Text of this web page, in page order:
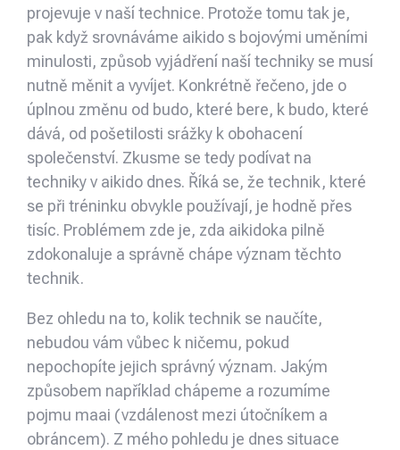
projevuje v naší technice. Protože tomu tak je,
pak když srovnáváme aikido s bojovými uměními
minulosti, způsob vyjádření naší techniky se musí
nutně měnit a vyvíjet. Konkrétně řečeno, jde o
úplnou změnu od budo, které bere, k budo, které
dává, od pošetilosti srážky k obohacení
společenství. Zkusme se tedy podívat na
techniky v aikido dnes. Říká se, že technik, které
se při tréninku obvykle používají, je hodně přes
tisíc. Problémem zde je, zda aikidoka pilně
zdokonaluje a správně chápe význam těchto
technik.
Bez ohledu na to, kolik technik se naučíte,
nebudou vám vůbec k ničemu, pokud
nepochopíte jejich správný význam. Jakým
způsobem například chápeme a rozumíme
pojmu maai (vzdálenost mezi útočníkem a
obráncem). Z mého pohledu je dnes situace